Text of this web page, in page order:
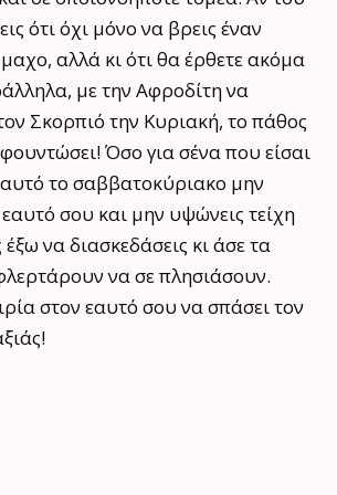
ότι όχι μόνο να βρεις έναν
αλλά κι ότι θα έρθετε ακόμα
με την Αφροδίτη να
Σκορπιό την Κυριακή, το πάθος
Όσο για σένα που είσαι
το σαββατοκύριακο μην
εαυτό σου και μην υψώνεις τείχη
να διασκεδάσεις κι άσε τα
να σε πλησιάσουν.
στον εαυτό σου να σπάσει τον